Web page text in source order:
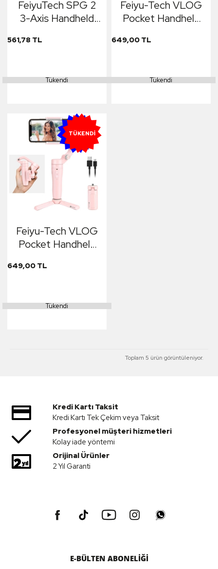
FeiyuTech SPG 2
3-Axis Handheld
Sistemi ( iphone X
ViVO X20 Mobile
561,78 TL
Tükendi
Feiyu-Tech VLOG
Pocket Handheld
Sipariş)
649,00 TL
Tükendi
YENI
TÜKENDI
Feiyu-Tech VLOG
Pocket Handheld
Sipariş)
649,00 TL
Tükendi
Toplam 5 ürün görüntüleniyor.
Kredi Kartı Taksit
Kredi Kartı Tek Çekim veya Taksit
Profesyonel müşteri hizmetleri
Kolay iade yöntemi
Orijinal Ürünler
2 Yıl Garanti
E-BÜLTEN ABONELİĞİ